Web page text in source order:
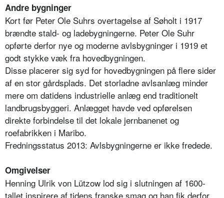
Andre bygninger
Kort før Peter Ole Suhrs overtagelse af Søholt i 1917
brændte stald- og ladebygningerne. Peter Ole Suhr
opførte derfor nye og moderne avlsbygninger i 1919 et
godt stykke væk fra hovedbygningen.
Disse placerer sig syd for hovedbygningen på flere sider
af en stor gårdsplads. Det storladne avlsanlæg minder
mere om datidens industrielle anlæg end traditionelt
landbrugsbyggeri. Anlægget havde ved opførelsen
direkte forbindelse til det lokale jernbanenet og
roefabrikken i Maribo.
Fredningsstatus 2013: Avlsbygningerne er ikke fredede.
Omgivelser
Henning Ulrik von Lützow lod sig i slutningen af 1600-
tallet inspirere af tidens franske smag og han fik derfor